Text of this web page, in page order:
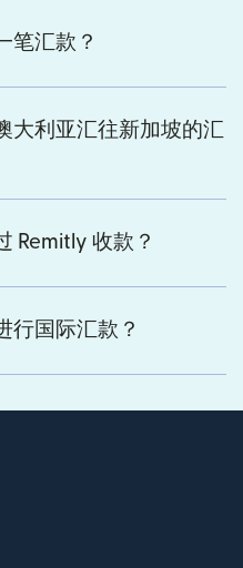
笔汇款？
大利亚汇往新加坡的汇
Remitly 收款？
行国际汇款？